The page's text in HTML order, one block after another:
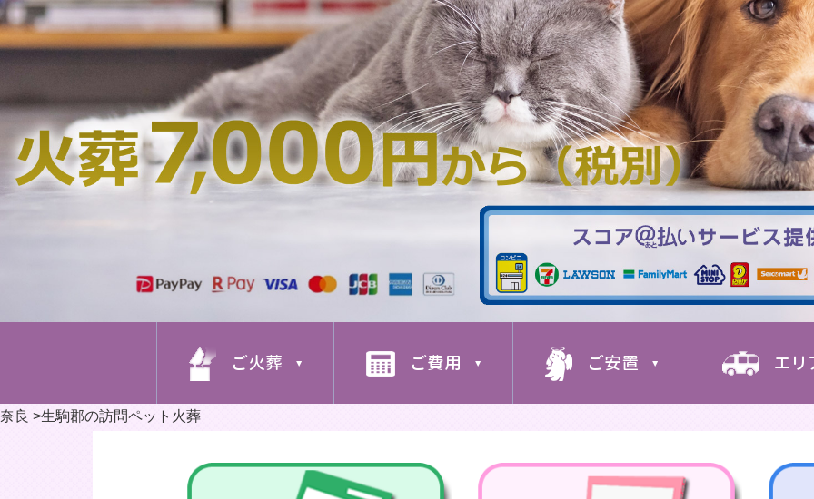
ご火葬 ご費用 ご安置 エリ
奈良 >生駒郡の訪問ペット火葬